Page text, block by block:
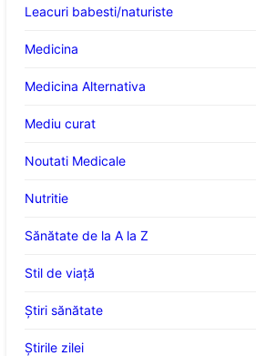
Leacuri babesti/naturiste
Medicina
Medicina Alternativa
Mediu curat
Noutati Medicale
Nutritie
Sănătate de la A la Z
Stil de viaţă
Ştiri sănătate
Știrile zilei